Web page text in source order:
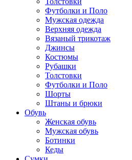
Футболки и Поло
Мужская одежда
Верхняя одежда
Вязаный трикотаж
Джинсы
Костюмы
Рубашки
Толстовки
Футболки и Поло
Шорты
Штаны и брюки
Обувь
Женская обувь
Мужская обувь
Ботинки
Кеды